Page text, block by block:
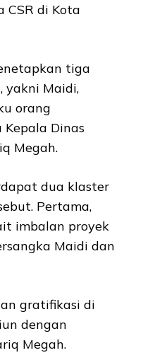
CSR di Kota
tiga
yakni Maidi,
orang
Kepala Dinas
Megah.
dua klaster
Pertama,
imbalan proyek
Maidi dan
gratifikasi di
dengan
Megah.